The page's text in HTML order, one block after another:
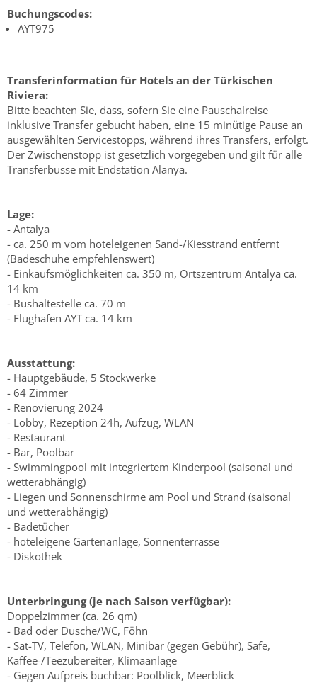
Buchungscodes:
AYT975
Transferinformation für Hotels an der Türkischen
Riviera:
Bitte beachten Sie, dass, sofern Sie eine Pauschalreise
inklusive Transfer gebucht haben, eine 15 minütige Pause an
ausgewählten Servicestopps, während ihres Transfers, erfolgt.
Der Zwischenstopp ist gesetzlich vorgegeben und gilt für alle
Transferbusse mit Endstation Alanya.
Lage:
- Antalya
- ca. 250 m vom hoteleigenen Sand-/Kiesstrand entfernt
(Badeschuhe empfehlenswert)
- Einkaufsmöglichkeiten ca. 350 m, Ortszentrum Antalya ca.
14 km
- Bushaltestelle ca. 70 m
- Flughafen AYT ca. 14 km
Ausstattung:
- Hauptgebäude, 5 Stockwerke
- 64 Zimmer
- Renovierung 2024
- Lobby, Rezeption 24h, Aufzug, WLAN
- Restaurant
- Bar, Poolbar
- Swimmingpool mit integriertem Kinderpool (saisonal und
wetterabhängig)
- Liegen und Sonnenschirme am Pool und Strand (saisonal
und wetterabhängig)
- Badetücher
- hoteleigene Gartenanlage, Sonnenterrasse
- Diskothek
Unterbringung (je nach Saison verfügbar):
Doppelzimmer (ca. 26 qm)
- Bad oder Dusche/WC, Föhn
- Sat-TV, Telefon, WLAN, Minibar (gegen Gebühr), Safe,
Kaffee-/Teezubereiter, Klimaanlage
- Gegen Aufpreis buchbar: Poolblick, Meerblick